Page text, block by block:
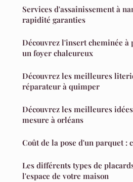
Services d'assainissement à
rapidité garanties
Découvrez l'insert cheminée à
un foyer chaleureux
Découvrez les meilleures
réparateur à quimper
Découvrez les meilleures
mesure à orléans
Coût de la pose d'un parquet :
Les différents types de
l'espace de votre maison